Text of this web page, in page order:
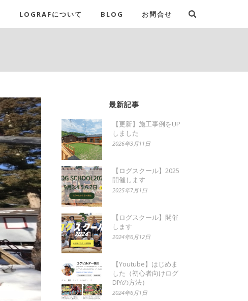
LOGRAFについて BLOG お問合せ
最新記事
【更新】施工事例をUP
しました
2026年3月11日
【ログスクール】2025
開催します
2025年7月1日
【ログスクール】開催
します
2024年6月12日
【Youtube】はじめま
した（初心者向けログ
DIYの方法）
2024年6月1日